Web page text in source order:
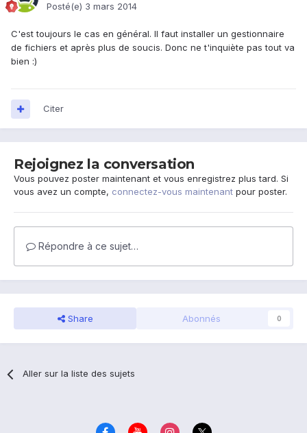
Posté(e) 3 mars 2014
C'est toujours le cas en général. Il faut installer un gestionnaire
de fichiers et après plus de soucis. Donc ne t'inquiète pas tout va
bien :)
Citer
Rejoignez la conversation
Vous pouvez poster maintenant et vous enregistrez plus tard. Si
vous avez un compte, connectez-vous maintenant pour poster.
Répondre à ce sujet…
Share Abonnés 0
Aller sur la liste des sujets